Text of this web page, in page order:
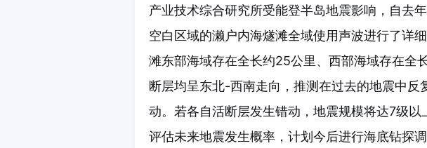
产业技术综合研究所受能登半岛地震影响，自去
空白区域的濑户内海燧滩全域使用声波进行了详
滩东部海域存在全长约25公里、西部海域存在全
断层均呈东北-西南走向，推测在过去的地震中反
动。若各自活断层发生错动，地震规模将达7级
评估未来地震发生概率，计划今后进行海底钻探调